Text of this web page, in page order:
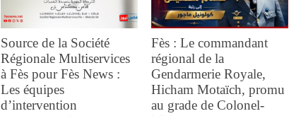
Source de la Société
Régionale Multiservices
à Fès pour Fès News :
Les équipes
d’intervention
Fès : Le commandant
régional de la
Gendarmerie Royale,
Hicham Motaïch, promu
au grade de Colonel-